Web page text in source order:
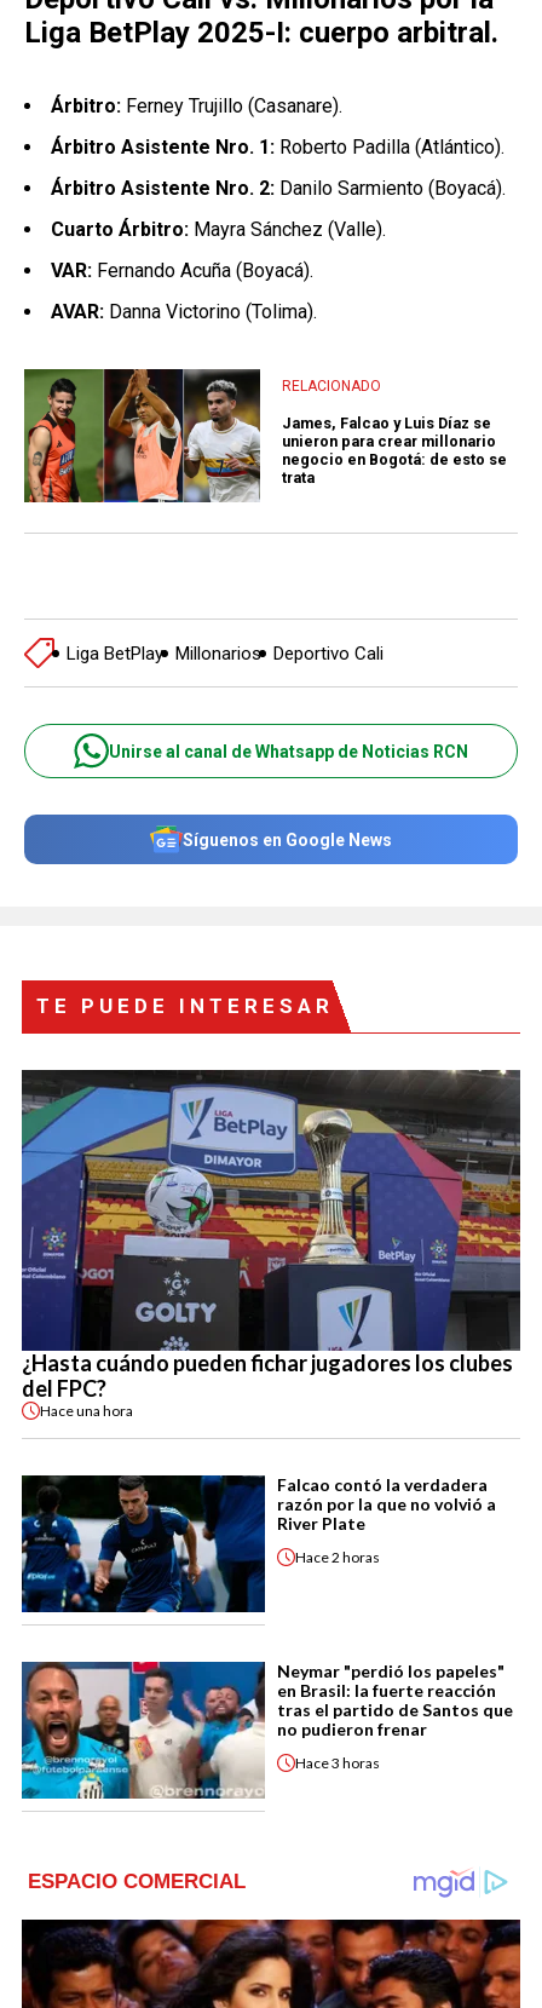
Liga BetPlay 2025-I: cuerpo arbitral.
Árbitro: Ferney Trujillo (Casanare).
Árbitro Asistente Nro. 1: Roberto Padilla (Atlántico).
Árbitro Asistente Nro. 2: Danilo Sarmiento (Boyacá).
Cuarto Árbitro: Mayra Sánchez (Valle).
VAR: Fernando Acuña (Boyacá).
AVAR: Danna Victorino (Tolima).
RELACIONADO
James, Falcao y Luis Díaz se
unieron para crear millonario
negocio en Bogotá: de esto se
trata
Liga BetPlay Millonarios Deportivo Cali
Unirse al canal de Whatsapp de Noticias RCN
Síguenos en Google News
TE PUEDE INTERESAR
¿Hasta cuándo pueden fichar jugadores los clubes
del FPC?
Haceuna hora
Falcao contó la verdadera
razón por la que no volvió a
River Plate
Hace2 horas
Neymar "perdió los papeles"
en Brasil: la fuerte reacción
tras el partido de Santos que
no pudieron frenar
Hace3 horas